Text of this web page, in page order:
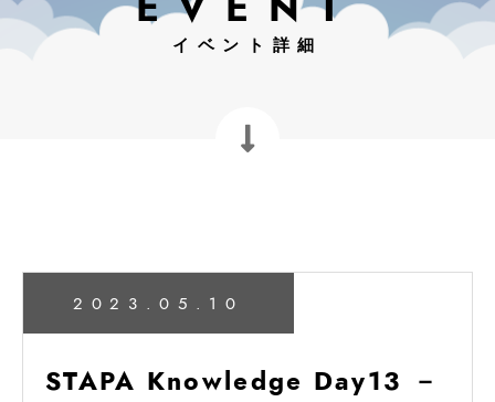
イベント詳細
2023.05.10
STAPA Knowledge Day13 －